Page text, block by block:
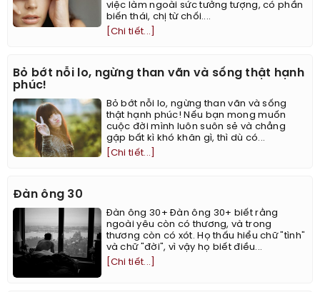
việc làm ngoài sức tưởng tượng, có phần
biến thái, chị từ chối....
[Chi tiết...]
Bỏ bớt nỗi lo, ngừng than vãn và sống thật hạnh
phúc!
Bỏ bớt nỗi lo, ngừng than vãn và sống
thật hạnh phúc! Nếu bạn mong muốn
cuộc đời mình luôn suôn sẻ và chẳng
gặp bất kì khó khăn gì, thì dù có...
[Chi tiết...]
Đàn ông 30
Đàn ông 30+ Đàn ông 30+ biết rằng
ngoài yêu còn có thương, và trong
thương còn có xót. Họ thấu hiểu chữ "tình"
và chữ "đời", vì vậy họ biết điều...
[Chi tiết...]